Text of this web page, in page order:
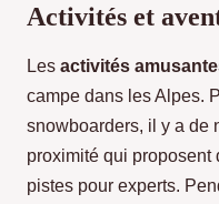
Activités et
Les activités
campe dans les Alpes.
snowboarders, il y a de
proximité qui proposent
pistes pour experts.